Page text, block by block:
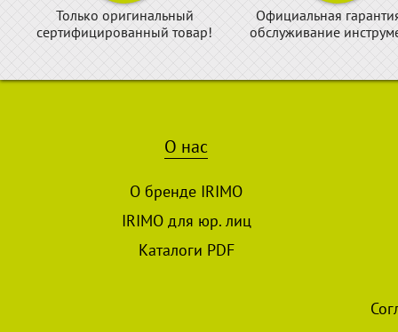
Только оригинальный
сертифицированный товар!
Официальная
обслуживание
О нас
О бренде IRIMO
IRIMO для юр. лиц
Каталоги PDF